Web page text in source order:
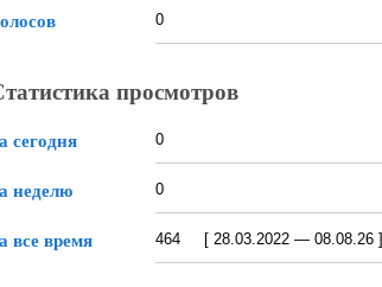
0
просмотров
сегодня 0
неделю 0
все время 464 [ 28.03.2022 — 08.08.26 ]